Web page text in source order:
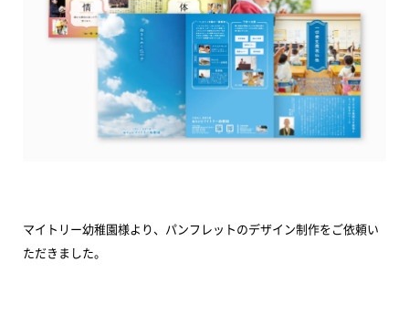
マイトリー幼稚園様より、パンフレットのデザイン制作をご依頼い
ただきました。